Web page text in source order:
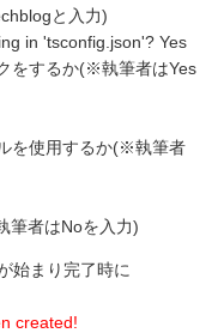
と入力)
in 'tsconfig.json'? Yes
をするか(※執筆者はYes
を使用するか(※執筆者
筆者はNoを入力)
始まり完了時に
created!